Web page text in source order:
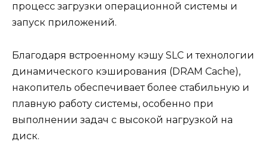
процесс загрузки операционной системы и
запуск приложений.
Благодаря встроенному кэшу SLC и технологии
динамического кэширования (DRAM Cache),
накопитель обеспечивает более стабильную и
плавную работу системы, особенно при
выполнении задач с высокой нагрузкой на
диск.